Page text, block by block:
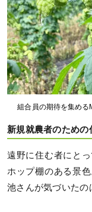
組合員の期待を集める
新規就農者のため
遠野に住む者にと
ホップ棚のある景
池さんが気づいたの